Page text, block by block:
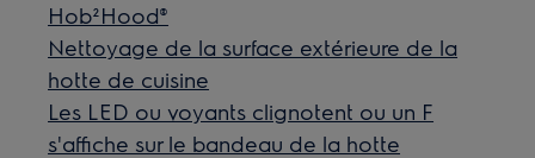
Hob²Hood®
Nettoyage de la surface extérieure de la
hotte de cuisine
Les LED ou voyants clignotent ou un F
s'affiche sur le bandeau de la hotte